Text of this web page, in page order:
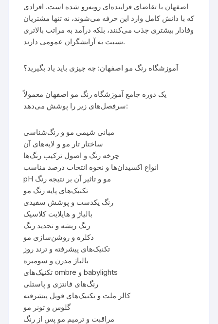
اصفهان با تقاضای فزاینده‌ای روبه‌رو شده است. افرادی
که با دانش کامل وارد این حرفه می‌شوند، نه تنها مشتریان
وفادار بیشتری جذب می‌کنند، بلکه درآمد به مراتب بالاتری
نسبت به آرایشگران عمومی دارند.
آموزشگاه رنگ مو اصفهان: چه چیزی باید یاد بگیرید؟
یک دوره جامع آموزشگاه رنگ مو اصفهان معمولاً
سرفصل‌های زیر را پوشش می‌دهد:
مبانی شیمی مو و رنگ‌شناسی
ساختار تار مو و لایه‌های آن
چرخه رنگ و اصول ترکیب رنگ‌ها
انواع اکسیدان‌ها و نحوه انتخاب درصد مناسب
pH مو و تاثیر آن بر نتیجه رنگ
تکنیک‌های پایه رنگ مو
رنگ یکدست و پوشش سفیدی
بالیاژ و هایلایت کلاسیک
رنگ ریشه و تجدید رنگ
دکلره و روشن‌سازی مو
تکنیک‌های پیشرفته و ترند روز
بالیاژ مدرن و سومبره
تکنیک‌های ombre و babylights
رنگ‌های فانتزی و پاستلی
کالر ملت و تکنیک‌های فویل پیشرفته
گلوس و تونر مو
مراقبت و ترمیم مو پس از رنگ